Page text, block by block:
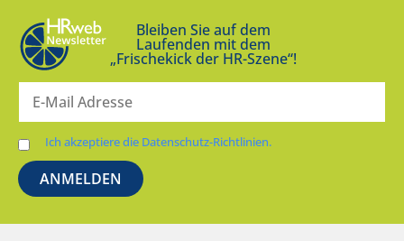
Bleiben Sie auf dem
Laufenden mit dem
„Frischekick der HR-Szene“!
Ich akzeptiere die Datenschutz-Richtlinien.